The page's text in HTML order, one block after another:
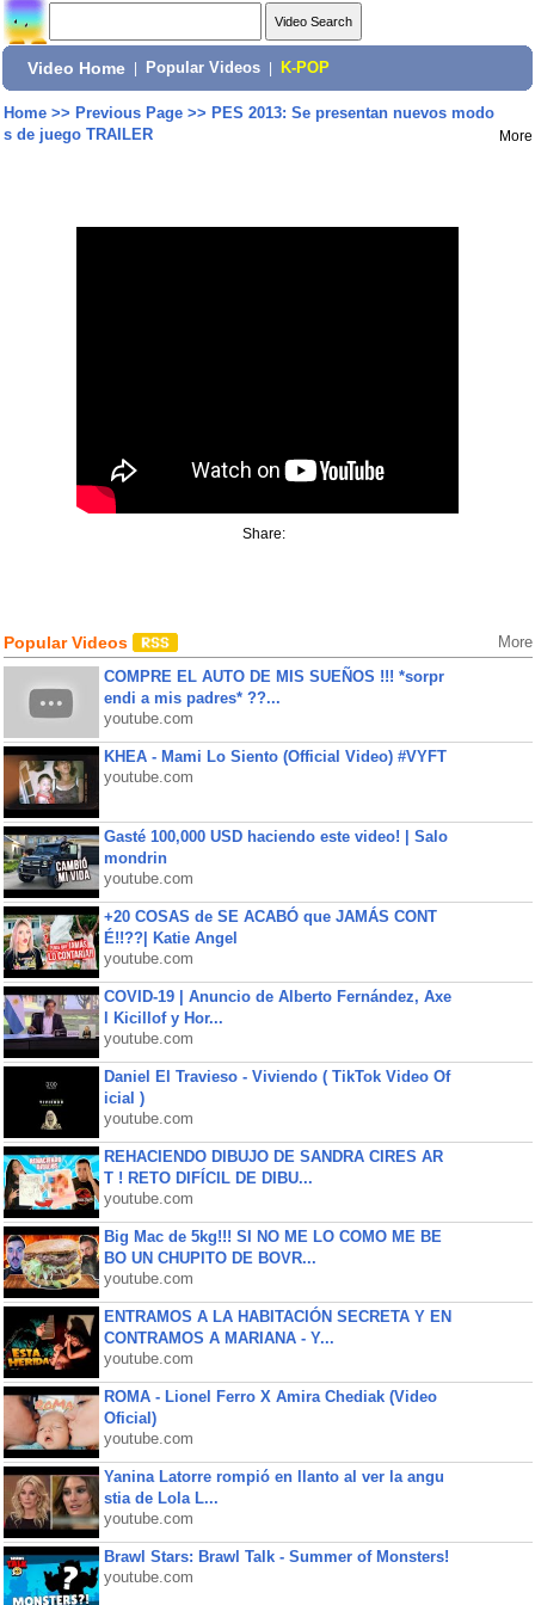
Video Home Popular Videos K-POP
Home>> Previous Page>> PES 2013: Se presentan nuevos modo
s de juego TRAILER
More
Share:
Popular Videos More
COMPRE EL AUTO DE MIS SUEÑOS !!! *sorpr
endi a mis padres* ??...
youtube.com
KHEA - Mami Lo Siento (Official Video) #VYFT
youtube.com
Gasté 100,000 USD haciendo este video! | Salo
mondrin
youtube.com
+20 COSAS de SE ACABÓ que JAMÁS CONT
É!!??| Katie Angel
youtube.com
COVID-19 | Anuncio de Alberto Fernández, Axe
l Kicillof y Hor...
youtube.com
Daniel El Travieso - Viviendo ( TikTok Video Of
icial )
youtube.com
REHACIENDO DIBUJO DE SANDRA CIRES AR
T ! RETO DIFÍCIL DE DIBU...
youtube.com
Big Mac de 5kg!!! SI NO ME LO COMO ME BE
BO UN CHUPITO DE BOVR...
youtube.com
ENTRAMOS A LA HABITACIÓN SECRETA Y EN
CONTRAMOS A MARIANA - Y...
youtube.com
ROMA - Lionel Ferro X Amira Chediak (Video
Oficial)
youtube.com
Yanina Latorre rompió en llanto al ver la angu
stia de Lola L...
youtube.com
Brawl Stars: Brawl Talk - Summer of Monsters!
youtube.com